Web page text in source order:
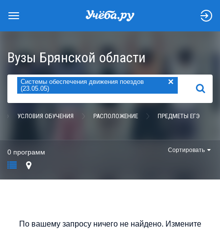
Вузы Брянской области
Системы обеспечения движения поездов
(23.05.05)
×
НАЙТИ
УСЛОВИЯ ОБУЧЕНИЯ РАСПОЛОЖЕНИЕ ПРЕДМЕТЫ ЕГЭ
0 программ Сортировать
По вашему запросу ничего не найдено. Измените